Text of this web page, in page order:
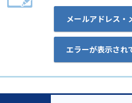
メールアドレス・
エラーが表示され